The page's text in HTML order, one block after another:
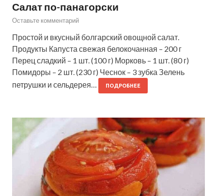
Салат по-панагорски
Оставьте комментарий
Простой и вкусный болгарский овощной салат.
Продукты Капуста свежая белокочанная – 200 г
Перец сладкий – 1 шт. (100 г) Морковь – 1 шт. (80 г)
Помидоры – 2 шт. (230 г) Чеснок – 3 зубка Зелень
петрушки и сельдерея…
ПОДРОБНЕЕ